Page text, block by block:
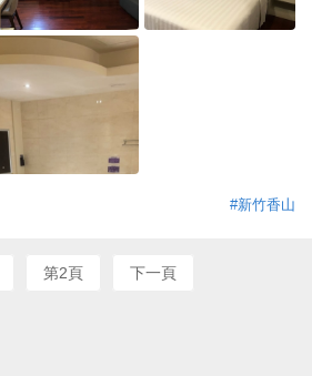
#新竹香山
第2頁 下一頁